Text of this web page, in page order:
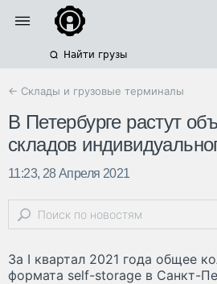
Найти грузы
← Склады и грузовые терминалы
В Петербурге растут
складов
11:23, 28 Апреля 2021
За I квартал 2021 года общее
формата self-storage в Санкт-